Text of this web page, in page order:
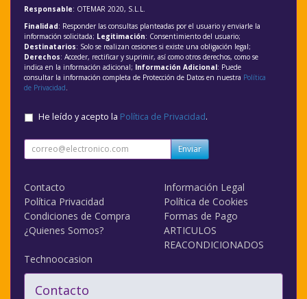
Responsable: OTEMAR 2020, S.L.L.
Finalidad: Responder las consultas planteadas por el usuario y enviarle la
información solicitada; Legitimación: Consentimiento del usuario;
Destinatarios: Solo se realizan cesiones si existe una obligación legal;
Derechos: Acceder, rectificar y suprimir, así como otros derechos, como se
indica en la información adicional; Información Adicional: Puede
consultar la información completa de Protección de Datos en nuestra Política
de Privacidad
He leído y acepto la Política de Privacidad.
Enviar
Contacto
Información Legal
Política Privacidad
Política de Cookies
Condiciones de Compra
Formas de Pago
¿Quienes Somos?
ARTICULOS
REACONDICIONADOS
Technoocasion
Contacto